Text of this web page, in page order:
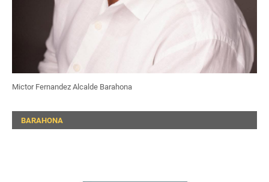
Mictor Fernandez Alcalde Barahona
BARAHONA